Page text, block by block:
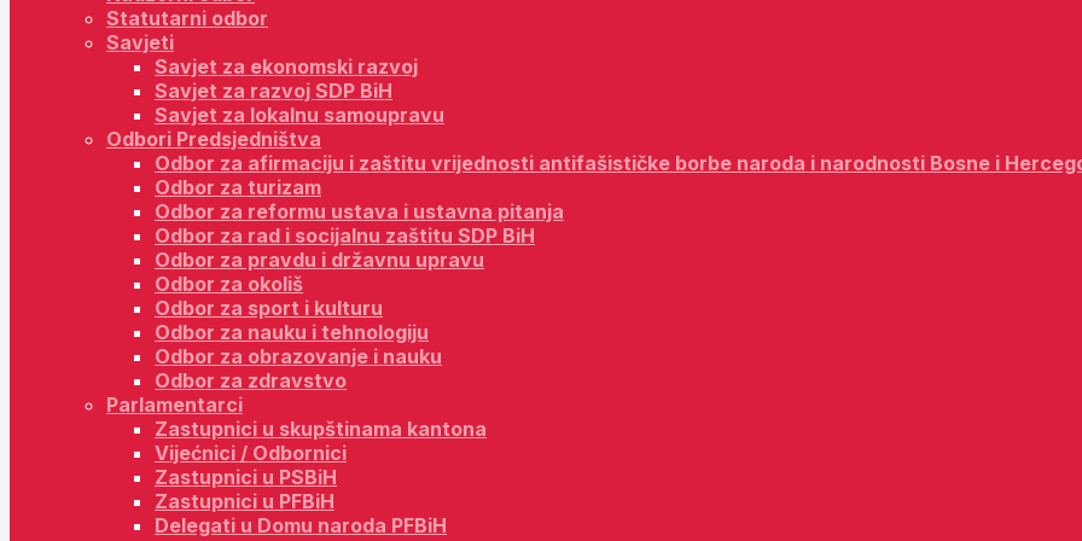
Statutarni odbor
Savjeti
Savjet za ekonomski razvoj
Savjet za razvoj SDP BiH
Savjet za lokalnu samoupravu
Odbori Predsjedništva
Odbor za afirmaciju i zaštitu vrijednosti antifašističke borbe naroda i narodnosti Bosne i
Odbor za turizam
Odbor za reformu ustava i ustavna pitanja
Odbor za rad i socijalnu zaštitu SDP BiH
Odbor za pravdu i državnu upravu
Odbor za okoliš
Odbor za sport i kulturu
Odbor za nauku i tehnologiju
Odbor za obrazovanje i nauku
Odbor za zdravstvo
Parlamentarci
Zastupnici u skupštinama kantona
Vijećnici / Odbornici
Zastupnici u PSBiH
Zastupnici u PFBiH
Delegati u Domu naroda PFBiH